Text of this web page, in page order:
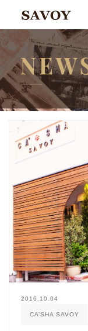
2016.10.04
CA’SHA SAVOY